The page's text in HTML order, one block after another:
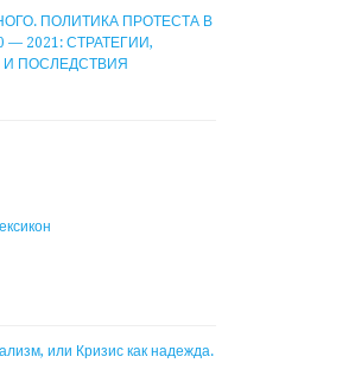
ПОЛИТИКА ПРОТЕСТА В
— 2021: СТРАТЕГИИ,
ПОСЛЕДСТВИЯ
или Кризис как надежда.